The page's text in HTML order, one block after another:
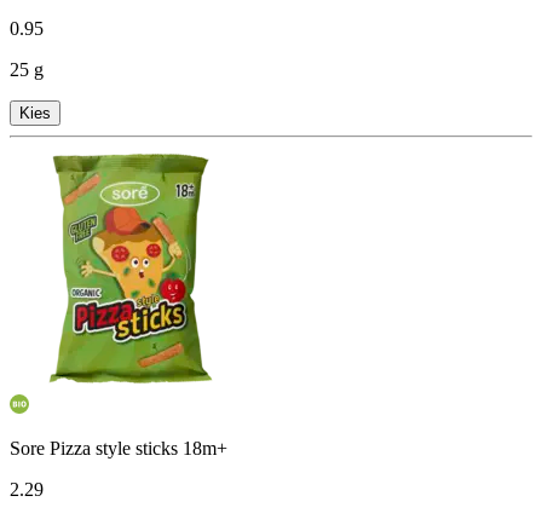
0.95
25 g
Kies
Sore Pizza style sticks 18m+
2.29